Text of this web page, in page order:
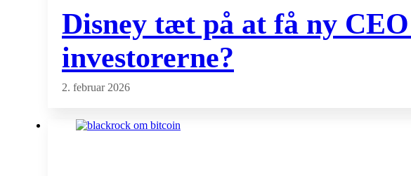
Disney tæt på at få ny
investorerne?
2. februar 2026